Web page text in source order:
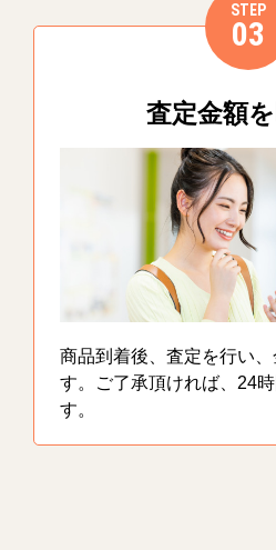
STEP
03
査定金額
商品到着後、査定を行い
す。ご了承頂ければ、24
す。